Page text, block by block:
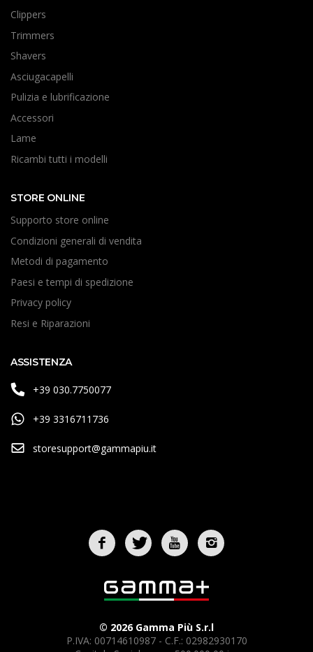
Clippers
Trimmers
Shavers
Asciugacapelli
Pulizia e lubrificazione
Accessori
Lame
Ricambi tutti i modelli
STORE ONLINE
Supporto store online
Condizioni generali di vendita
Metodi di pagamento
Paesi e tempi di spedizione
Privacy policy
Resi e Riparazioni
ASSISTENZA
+39 030.7750077
+39 3316711736
storesupport@gammapiu.it
© 2026 Gamma Più S.r.l
P.IVA: 00714610987 - C.F.: 02982930170